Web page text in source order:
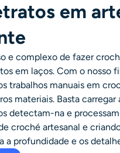
em
e complexo de fazer
em laços. Com o nosso
trabalhos manuais em
materiais. Basta
detectam-na e
croché artesanal e
a profundidade e os